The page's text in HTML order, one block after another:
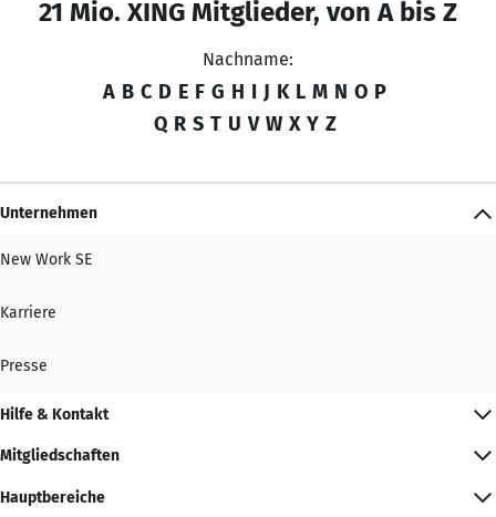
21 Mio. XING Mitglieder, von A bis Z
Nachname:
A B C D E F G H I J K L M N O P
Q R S T U V W X Y Z
Unternehmen
New Work SE
Karriere
Presse
Hilfe & Kontakt
Mitgliedschaften
Hauptbereiche